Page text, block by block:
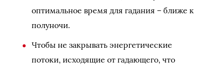
оптимальное время для гадания – ближе к
полуночи.
Чтобы не закрывать энергетические
потоки, исходящие от гадающего, что